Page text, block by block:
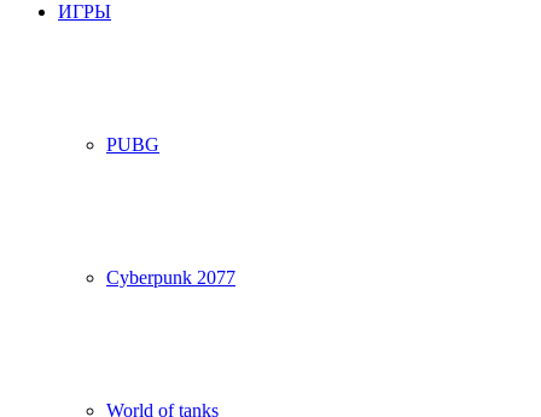
ИГРЫ
PUBG
Cyberpunk 2077
World of tanks